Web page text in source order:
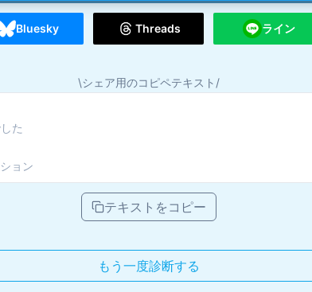
Bluesky Threads ライン
\シェア用のコピペテキスト/
テキストをコピー
もう一度診断する